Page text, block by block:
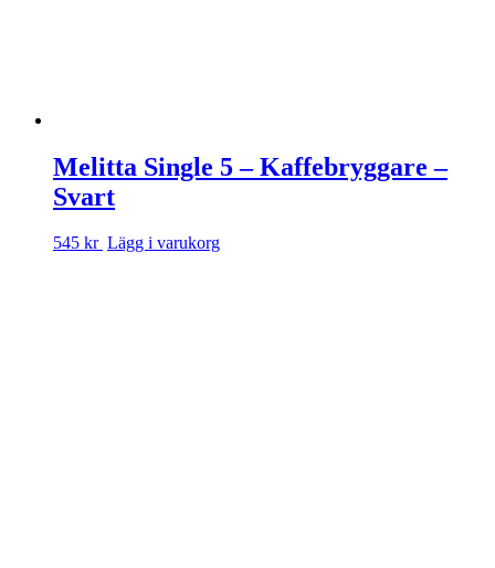
Melitta Single 5 – Kaffebryggare –
Svart
545 kr Lägg i varukorg